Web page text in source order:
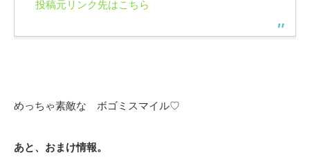
投稿元リンク先はこちら
めっちゃ素敵な ボゴミスマイル♡
あと、おまけ情報。